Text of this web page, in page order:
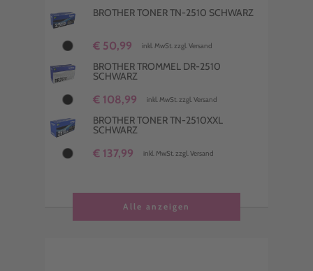
€ 128,98 inkl. MwSt. zzgl. Versand
BROTHER TONER TN-2510 SCHWARZ
€ 50,99 inkl. MwSt. zzgl. Versand
BROTHER TROMMEL DR-2510
SCHWARZ
€ 108,99 inkl. MwSt. zzgl. Versand
BROTHER TONER TN-2510XXL
SCHWARZ
€ 137,99 inkl. MwSt. zzgl. Versand
Alle anzeigen